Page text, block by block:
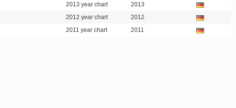
2013 year chart
2013
2012 year chart
2012
2011 year chart 2011